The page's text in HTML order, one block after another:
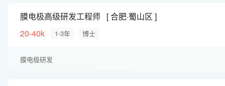
膜电极高级研发工程师
合肥·蜀山区
20-40k
1-3年 博士
膜电极研发